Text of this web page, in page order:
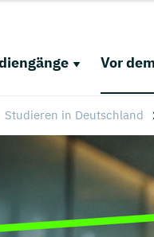
Vor
Studieren in Deutschland